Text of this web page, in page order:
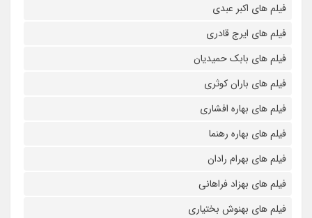
فیلم های اکبر عبدی
فیلم های ایرج قادری
فیلم های بابک حمیدیان
فیلم های باران کوثری
فیلم های بهاره افشاری
فیلم های بهاره رهنما
فیلم های بهرام رادان
فیلم های بهزاد فراهانی
فیلم های بهنوش بختیاری